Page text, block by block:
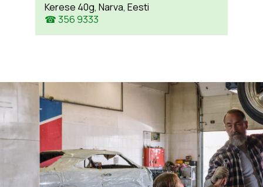
Kerese 40g, Narva, Eesti
☎ 356 9333